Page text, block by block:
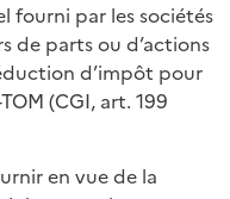
fourni par les sociétés
de parts ou d’actions
d’impôt pour
(CGI, art. 199
en vue de la